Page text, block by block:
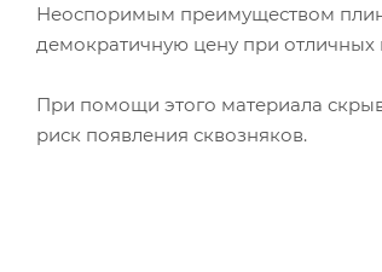
Неоспоримым преимуществом
демократичную цену при отличных
При помощи этого материала
риск появления сквозняков.